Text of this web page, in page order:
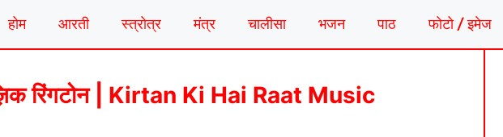
होम आरती स्त्रोत्र मंत्र चालीसा भजन पाठ फोटो / इमेज
रिंगटोन | Kirtan Ki Hai Raat Music